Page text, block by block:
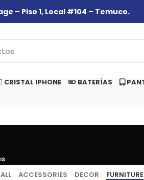
– Piso 1, Local #104 – Temuco.
CRISTAL IPHONE BATERÍAS
ALL ACCESSORIES DECOR FURNITURE